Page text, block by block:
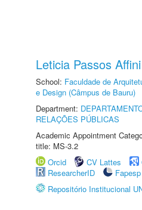
Leticia Passos Affini
School: Faculdade de
e Design (Câmpus de Bauru)
Department:
RELAÇÕES PÚBLICAS
Academic Appointment
title: MS-3.2
Orcid
CV Lattes
ResearcherID
Fapesp
Repositório Institucional